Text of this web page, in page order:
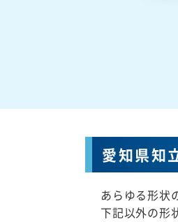
愛知県知
あらゆる形状
下記以外の形